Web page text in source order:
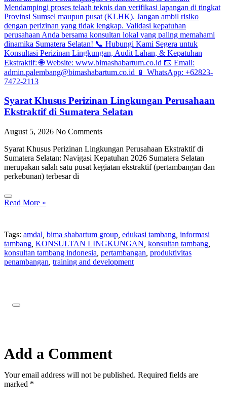
Syarat Khusus Perizinan Lingkungan Perusahaan
Ekstraktif di Sumatera Selatan
August 5, 2026 No Comments
Syarat Khusus Perizinan Lingkungan Perusahaan Ekstraktif di
Sumatera Selatan: Navigasi Kepatuhan 2026 Sumatera Selatan
merupakan salah satu pusat kegiatan ekstraktif (pertambangan dan
perkebunan) terbesar di
Read More »
Tags: amdal bima shabartum group edukasi tambang informasi
tambang KONSULTAN LINGKUNGAN konsultan tambang
konsultan tambang indonesia pertambangan produktivitas
penambangan training and development
Add a Comment
Your email address will not be published. Required fields are
marked *